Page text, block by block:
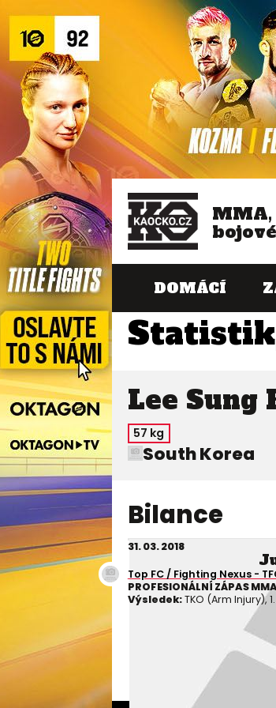
MMA,
DOMÁCÍ
Lee Sung
57 kg
South Korea
Bilance
31. 03. 2018
Top FC / Fighting Nexus -
PROFESIONÁLNÍ ZÁPAS
Výsledek:TKO (Arm Injury),